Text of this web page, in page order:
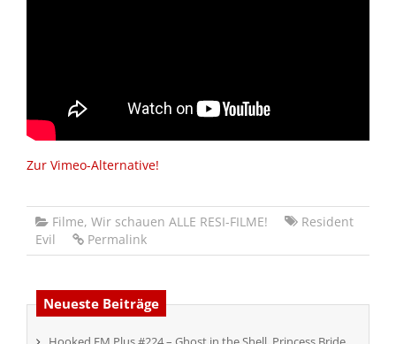
Zur Vimeo-Alternative!
Filme, Wir schauen ALLE RESI-FILME!
Resident
Evil
Permalink
Neueste Beiträge